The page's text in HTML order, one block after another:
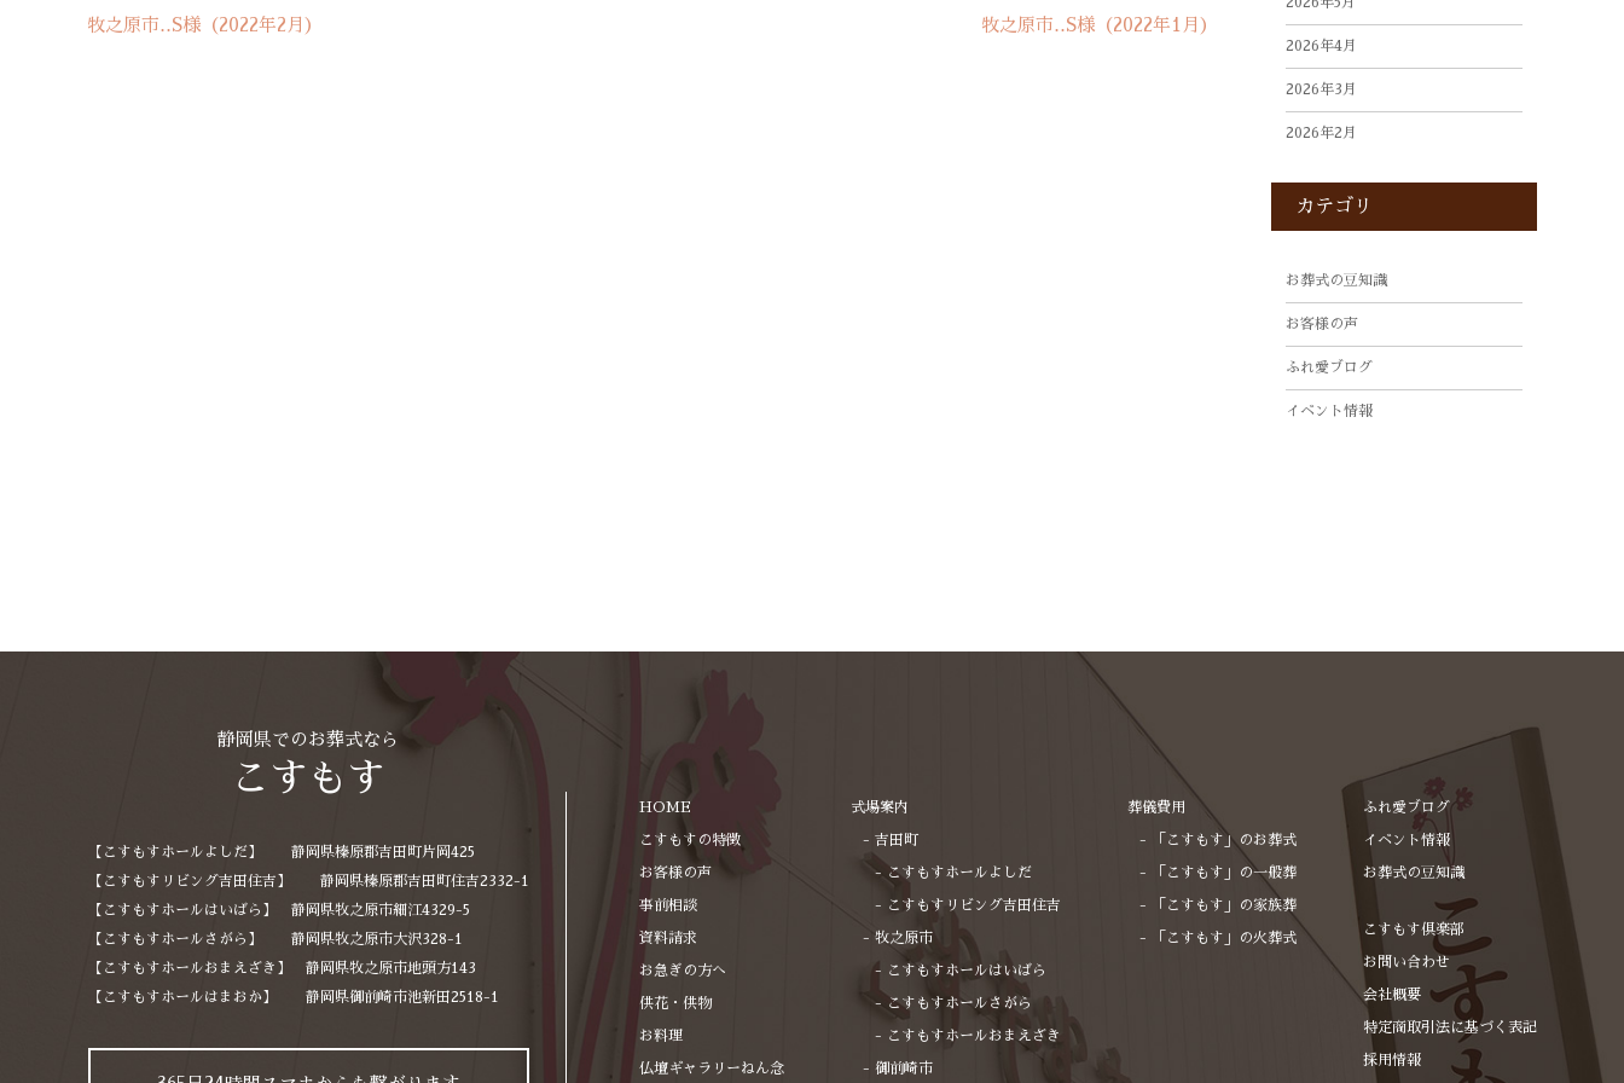
牧之原市‥S様（2022年2月） 牧之原市‥S様（2022年1月）
2026年4月
2026年3月
2026年2月
2025年9月
2025年8月
2025年7月
2024年11月
2024年8月
2024年6月
2024年5月
2024年2月
2023年12月
カテゴリ
お葬式の豆知識
お客様の声
ふれ愛ブログ
イベント情報
静岡県でのお葬式なら
こすもす
【こすもすホールよしだ】 静岡県榛原郡吉田町片岡425
【こすもすリビング吉田住吉】 静岡県榛原郡吉田町住吉2332-1
【こすもすホールはいばら】 静岡県牧之原市細江4329-5
【こすもすホールさがら】 静岡県牧之原市大沢328-1
【こすもすホールおまえざき】 静岡県牧之原市地頭方143
【こすもすホールはまおか】 静岡県御前崎市池新田2518-1
HOME
こすもすの特徴
お客様の声
事前相談
資料請求
お急ぎの方へ
供花・供物
お料理
仏壇ギャラリーねん念
式場案内
吉田町
こすもすホールよしだ
こすもすリビング吉田住吉
牧之原市
こすもすホールはいばら
こすもすホールさがら
こすもすホールおまえざき
御前崎市
葬儀費用
「こすもす」のお葬式
「こすもす」の一般葬
「こすもす」の家族葬
「こすもす」の火葬式
ふれ愛ブログ
イベント情報
お葬式の豆知識
こすもす倶楽部
お問い合わせ
会社概要
特定商取引法に基づく表記
採用情報